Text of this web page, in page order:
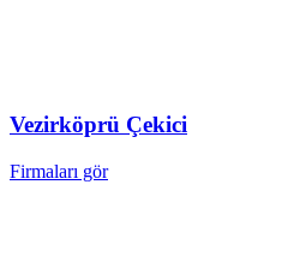
Vezirköprü Çekici
Firmaları gör